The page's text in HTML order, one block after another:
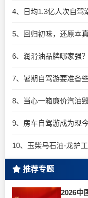
4、日均1.3亿人次自驾
5、回归初味，还原本
6、润滑油品牌哪家强
7、暑期自驾游要准备些
8、当心一箱廉价汽油
9、房车自驾游成为现
推荐专题
2026中